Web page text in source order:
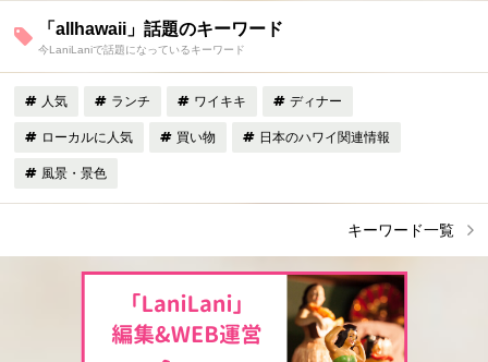
「allhawaii」話題のキーワード
今LaniLaniで話題になっているキーワード
人気 ランチ ワイキキ ディナー
ローカルに人気 買い物 日本のハワイ関連情報
風景・景色
キーワード一覧